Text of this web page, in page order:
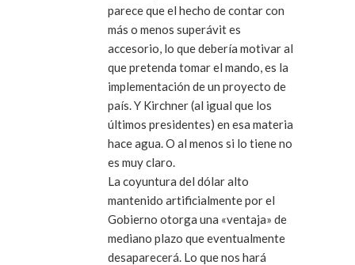
parece que el hecho de contar con
más o menos superávit es
accesorio, lo que debería motivar al
que pretenda tomar el mando, es la
implementación de un proyecto de
país. Y Kirchner (al igual que los
últimos presidentes) en esa materia
hace agua. O al menos si lo tiene no
es muy claro.
La coyuntura del dólar alto
mantenido artificialmente por el
Gobierno otorga una «ventaja» de
mediano plazo que eventualmente
desaparecerá. Lo que nos hará